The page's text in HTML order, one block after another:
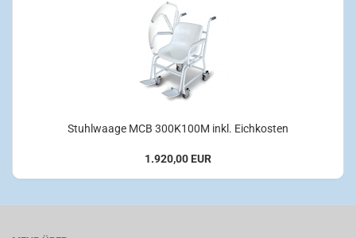
Stuhlwaage MCB 300K100M inkl. Eichkosten
1.920,00 EUR